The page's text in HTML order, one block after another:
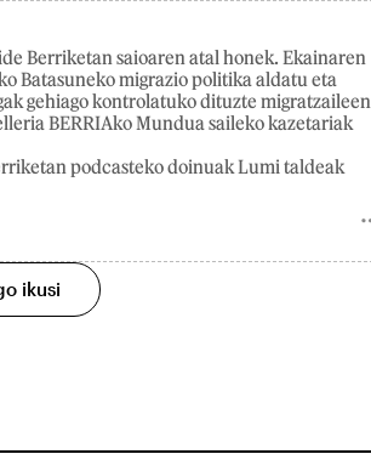
Berriketan saioaren atal honek. Ekainaren
Batasuneko migrazio politika aldatu eta
gehiago kontrolatuko dituzte migratzaileen
BERRIAko Mundua saileko kazetariak
podcasteko doinuak Lumi taldeak
ikusi